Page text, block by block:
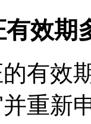
效期
有效
重新